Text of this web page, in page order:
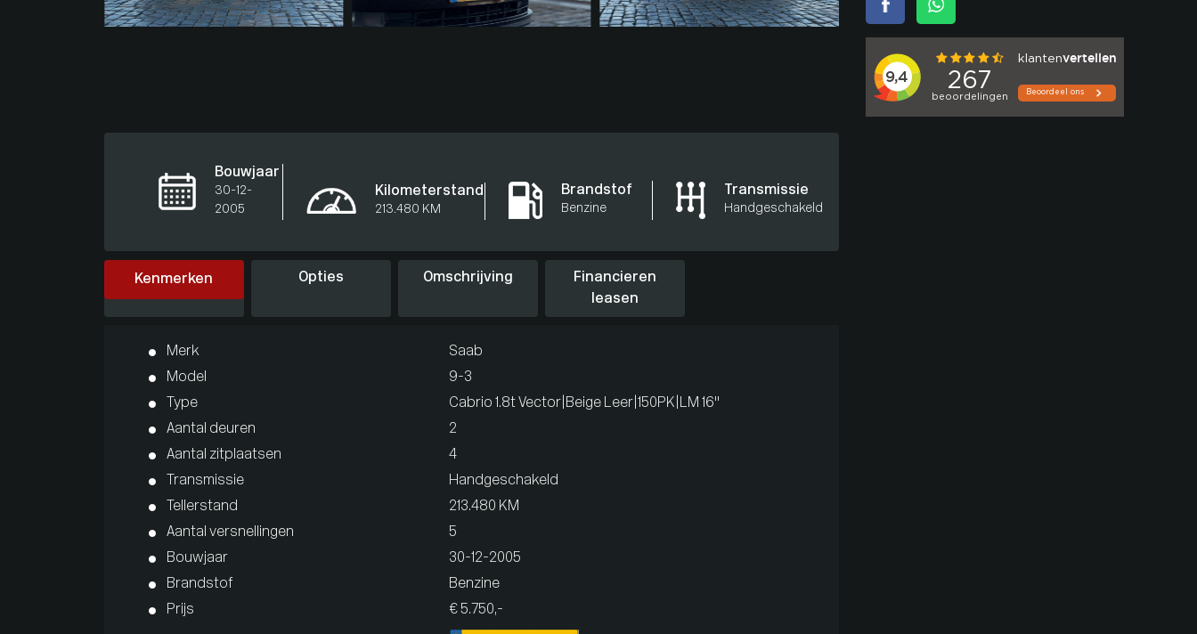
Bouwjaar
30-12-
2005
Kilometerstand
213.480 KM
Brandstof
Benzine
Transmissie
Handgeschakeld
Kenmerken Opties Omschrijving
Financieren
leasen
Merk
Saab
Model
9-3
Type
Cabrio 1.8t Vector|Beige Leer|150PK|LM 16"
Aantal deuren
2
Aantal zitplaatsen
4
Transmissie
Handgeschakeld
Tellerstand
213.480 KM
Aantal versnellingen
5
Bouwjaar
30-12-2005
Brandstof
Benzine
Prijs
€ 5.750,-